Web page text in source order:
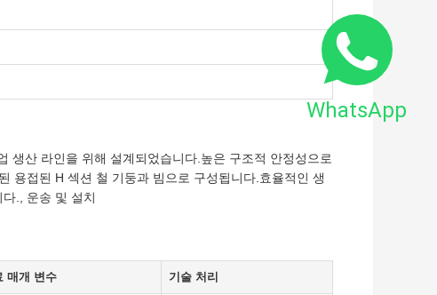
생산 라인을 위해 설계되었습니다.높은 구조적 안정성으로
용접된 H 섹션 철 기둥과 빔으로 구성됩니다.효율적인 생
., 운송 및 설치
매개 변수 기술 처리
WhatsApp